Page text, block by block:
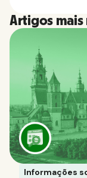
Artigos mais
Informações